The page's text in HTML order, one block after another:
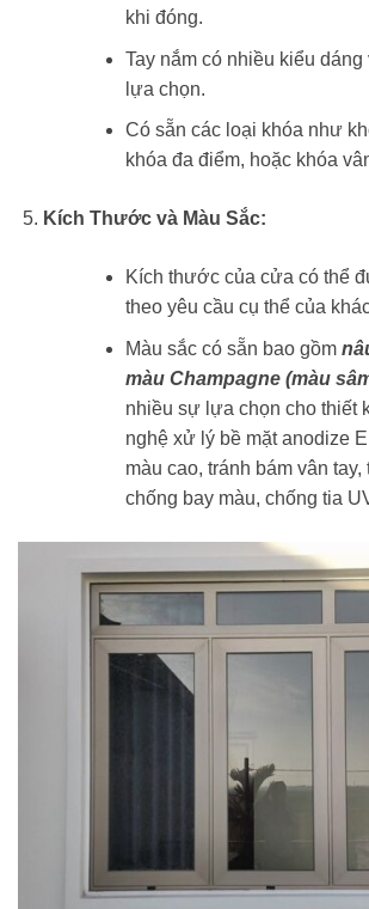
khi đóng.
Tay nắm có nhiều kiểu dáng
lựa chọn.
Có sẵn các loại khóa như
khóa đa điểm, hoặc khóa
Kích Thước và Màu Sắc:
Kích thước của cửa có thể
theo yêu cầu cụ thể của
Màu sắc có sẵn bao gồm
màu Champagne (màu
nhiều sự lựa chọn cho thiết
nghệ xử lý bề mặt anodize
màu cao, tránh bám vân tay,
chống bay màu, chống tia